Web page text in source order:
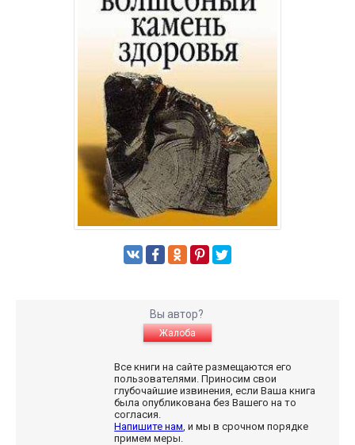
Вы автор?
Жалоба
Все книги на сайте размещаются его
пользователями. Приносим свои
глубочайшие извинения, если Ваша книга
была опубликована без Вашего на то
согласия.
Напишите нам , и мы в срочном порядке
примем меры.